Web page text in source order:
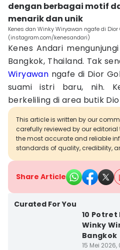
dengan berbagai motif
menarik dan unik
Kenes dan Winky Wiryawan ngafe di Dior
(instagram.com/kenesandari)
Kenes Andari
Bangkok, Thailand. Tak
Wiryawan ngafe di Dior
suami istri baru, nih.
berkeliling di area butik
This article is written by our
carefully reviewed by our
the most accurate and reliable
standards of quality, credibility,
Share Article
Curated For You
10 Potret
Winky
Bangkok
15 Mei 2026,